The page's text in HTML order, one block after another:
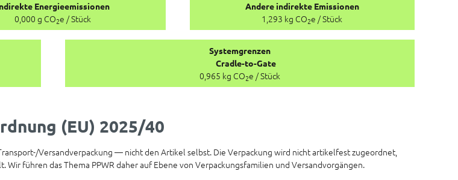
Energieemissionen
0,000 g CO2e / Stück
Andere indirekte Emissionen
1,293 kg CO2e / Stück
Systemgrenzen
Cradle-to-Gate
0,965 kg CO2e / Stück
(EU) 2025/40
Versandverpackung — nicht den Artikel selbst. Die Verpackung wird nicht artikelfest zugeordnet,
führen das Thema PPWR daher auf Ebene von Verpackungsfamilien und Versandvorgängen.